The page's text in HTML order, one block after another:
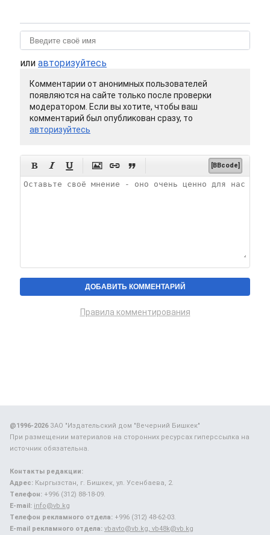
или авторизуйтесь
Комментарии от анонимных пользователей
появляются на сайте только после проверки
модератором. Если вы хотите, чтобы ваш
комментарий был опубликован сразу, то
авторизуйтесь
      [BBcode]
Правила комментирования
@1996-2026ЗАО "Издательский дом "Вечерний Бишкек"
При размещении материалов на сторонних ресурсах гиперссылка на
источник обязательна.
Контакты редакции:
Адрес: Кыргызстан, г. Бишкек, ул. Усенбаева, 2.
Телефон: +996 (312) 88-18-09.
E-mail: info@vb.kg
Телефон рекламного отдела: +996 (312) 48-62-03.
E-mail рекламного отдела: vbavto@vb.kg, vb48k@vb.kg